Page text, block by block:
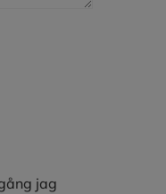
jag